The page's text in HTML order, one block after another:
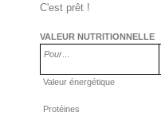
C'est prêt !
VALEUR NUTRITIONNELLE
Pour...
Valeur énergétique
Protéines